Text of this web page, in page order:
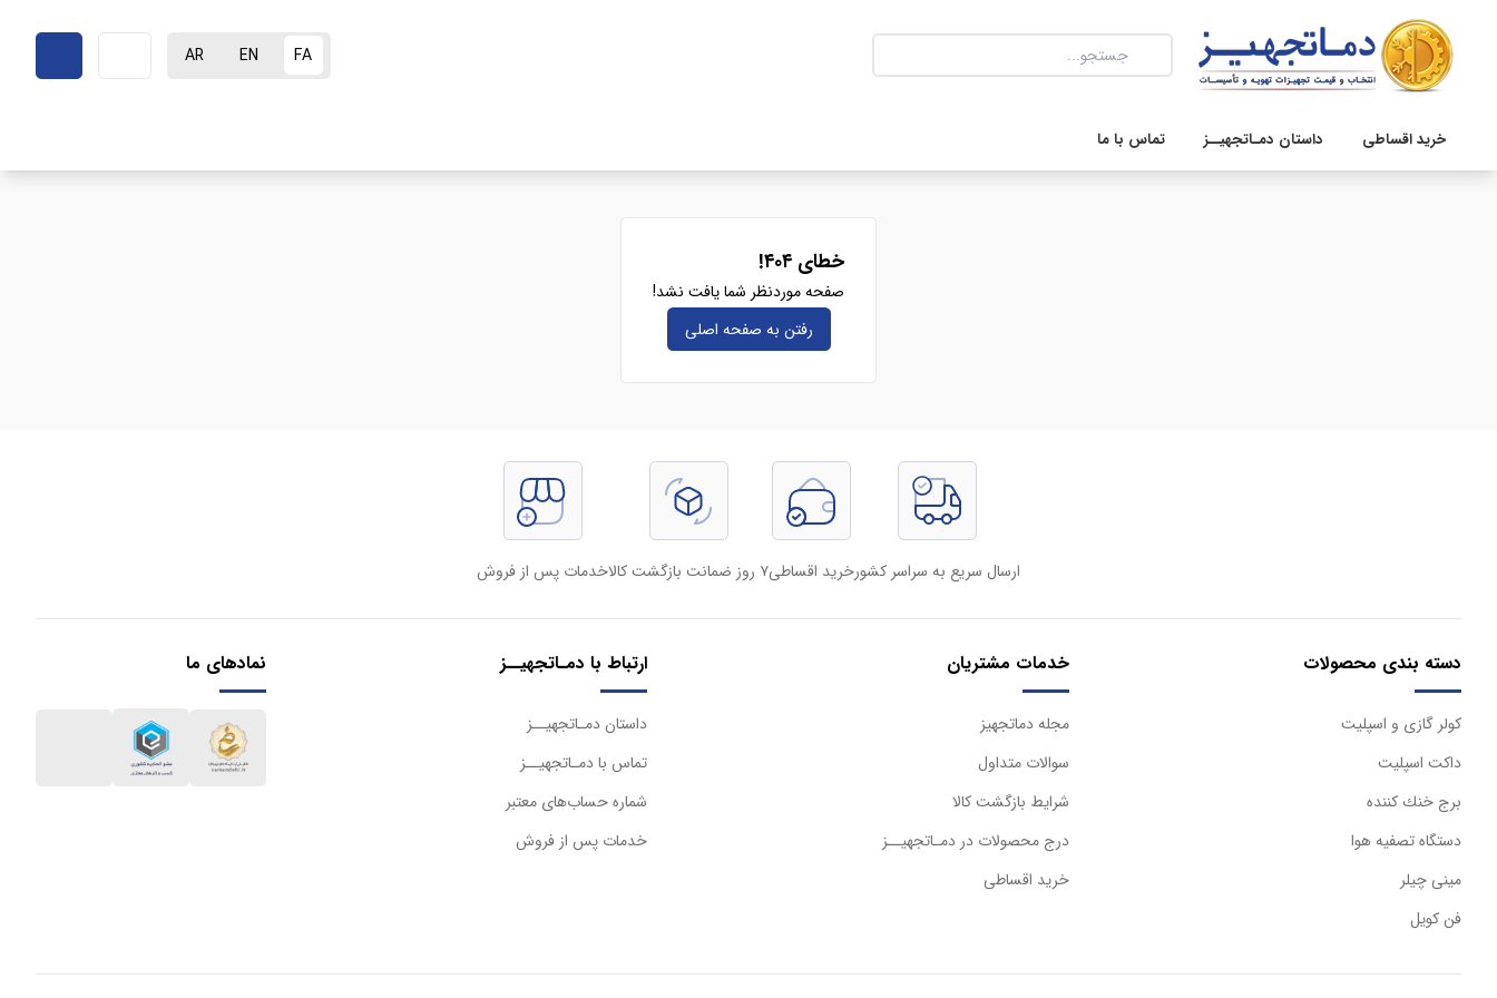
FA
EN
AR
خرید اقساطی داستان دمـاتجهیــز تماس با ما
خطای ۴۰۴!
صفحه موردنظر شما یافت نشد!
رفتن به صفحه‌ اصلی
ارسال سریع به سراسر کشورخرید اقساطی۷ روز ضمانت بازگشت کالا خدمات پس از فروش
دسته بندی محصولات
كولر گازی و اسپليت
داكت اسپليت
برج خنك كننده
دستگاه تصفيه هوا
مینی چیلر
فن کویل
خدمات مشتریان
مجله دماتجهیز
سوالات متداول
شرایط بازگشت کالا
درج محصولات در دمـاتجهیــز
خرید اقساطی
ارتباط با دمـاتجهیــز
داستان دمـاتجهیــز
تماس با دمـاتجهیــز
شماره حساب‌های معتبر
خدمات پس از فروش
نمادهای ما